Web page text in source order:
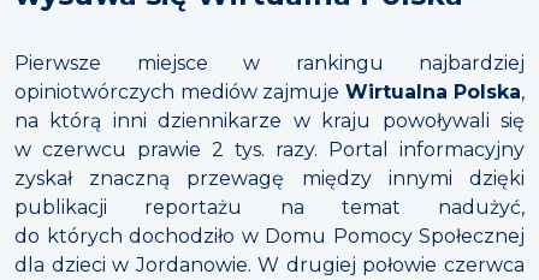
Pierwsze miejsce w rankingu najbardziej
opiniotwórczych mediów zajmuje Wirtualna Polska,
na którą inni dziennikarze w kraju powoływali się
w czerwcu prawie 2 tys. razy. Portal informacyjny
zyskał znaczną przewagę między innymi dzięki
publikacji reportażu na temat nadużyć,
do których dochodziło w Domu Pomocy Społecznej
dla dzieci w Jordanowie. W drugiej połowie czerwca